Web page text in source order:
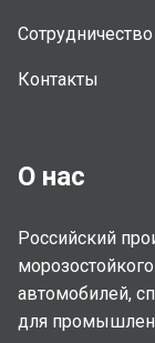
Сотрудничество
Контакты
О нас
Российский
автомобилей,
для